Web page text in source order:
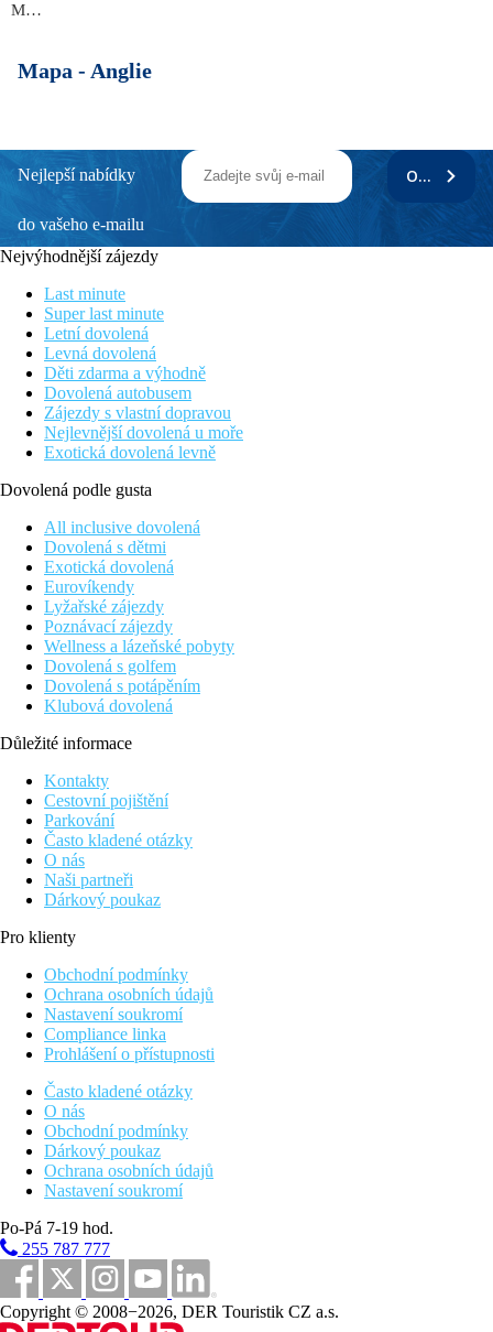
Manchester
Mapa - Anglie
Nejlepší nabídky
do vašeho e-mailu
ODEBÍRAT
Nejvýhodnější zájezdy
Last minute
Super last minute
Letní dovolená
Levná dovolená
Děti zdarma a výhodně
Dovolená autobusem
Zájezdy s vlastní dopravou
Nejlevnější dovolená u moře
Exotická dovolená levně
Dovolená podle gusta
All inclusive dovolená
Dovolená s dětmi
Exotická dovolená
Eurovíkendy
Lyžařské zájezdy
Poznávací zájezdy
Wellness a lázeňské pobyty
Dovolená s golfem
Dovolená s potápěním
Klubová dovolená
Důležité informace
Kontakty
Cestovní pojištění
Parkování
Často kladené otázky
O nás
Naši partneři
Dárkový poukaz
Pro klienty
Obchodní podmínky
Ochrana osobních údajů
Nastavení soukromí
Compliance linka
Prohlášení o přístupnosti
Často kladené otázky
O nás
Obchodní podmínky
Dárkový poukaz
Ochrana osobních údajů
Nastavení soukromí
Po-Pá 7-19 hod.
255 787 777
Copyright © 2008−2026, DER Touristik CZ a.s.